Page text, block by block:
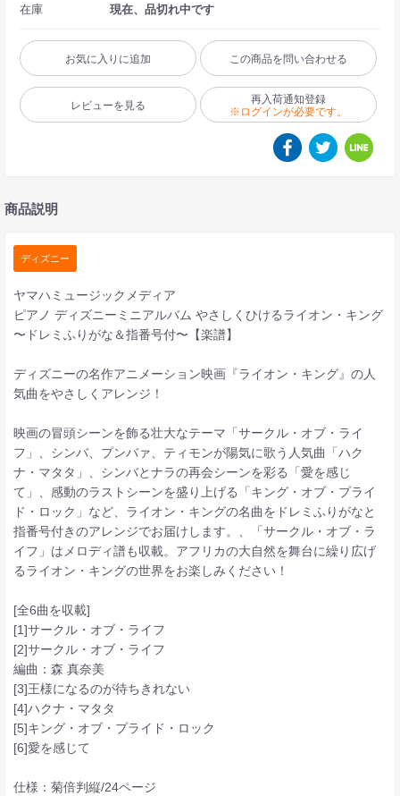
在庫 現在、品切れ中です
お気に入りに追加 この商品を問い合わせる
レビューを見る
再入荷通知登録
※ログインが必要です。
商品説明
ディズニー
ヤマハミュージックメディア
ピアノ ディズニーミニアルバム やさしくひけるライオン・キング
〜ドレミふりがな＆指番号付〜【楽譜】
ディズニーの名作アニメーション映画『ライオン・キング』の人
気曲をやさしくアレンジ！
映画の冒頭シーンを飾る壮大なテーマ「サークル・オブ・ライ
フ」、シンバ、プンバァ、ティモンが陽気に歌う人気曲「ハク
ナ・マタタ」、シンバとナラの再会シーンを彩る「愛を感じ
て」、感動のラストシーンを盛り上げる「キング・オブ・プライ
ド・ロック」など、ライオン・キングの名曲をドレミふりがなと
指番号付きのアレンジでお届けします。、「サークル・オブ・ラ
イフ」はメロディ譜も収載。アフリカの大自然を舞台に繰り広げ
るライオン・キングの世界をお楽しみください！
[全6曲を収載]
[1]サークル・オブ・ライフ
[2]サークル・オブ・ライフ
編曲：森 真奈美
[3]王様になるのが待ちきれない
[4]ハクナ・マタタ
[5]キング・オブ・プライド・ロック
[6]愛を感じて
仕様：菊倍判縦/24ページ